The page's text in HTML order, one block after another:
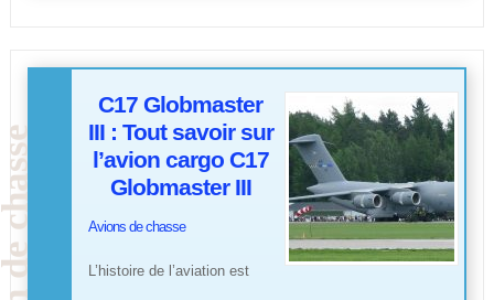
C17 Globmaster
III : Tout savoir sur
l’avion cargo C17
Globmaster III
Avions de chasse
L’histoire de l’aviation est